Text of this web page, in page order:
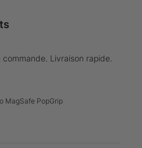
Livraison rapide.
MagSafe PopGrip